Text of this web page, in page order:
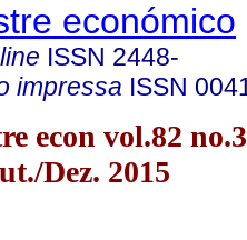
económico
ISSN 2448-
impressa ISSN
econ vol.82
Dez. 2015